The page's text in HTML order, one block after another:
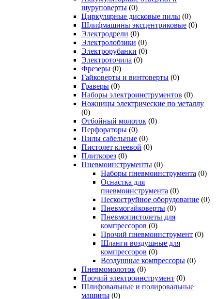
шуруповерты (0)
Циркулярные дисковые пилы (0)
Шлифмашины эксцентриковые (0)
Электродрели (0)
Электролобзики (0)
Электрорубанки (0)
Электроточила (0)
Фрезеры (0)
Гайковерты и винтоверты (0)
Граверы (0)
Наборы электроинструментов (0)
Ножницы электрические по металлу
(0)
Отбойный молоток (0)
Перфораторы (0)
Пилы сабельные (0)
Пистолет клеевой (0)
Плиткорез (0)
Пневмоинструменты (0)
Наборы пневмоинструмента (0)
Оснастка для
пневмоинструмента (0)
Пескоструйное оборудование (0)
Пневмогайковерты (0)
Пневмопистолеты для
компрессоров (0)
Прочий пневмоинструмент (0)
Шланги воздушные для
компрессоров (0)
Воздушные компрессоры (0)
Пневмомолоток (0)
Прочий электроинструмент (0)
Шлифовальные и полировальные
машины (0)